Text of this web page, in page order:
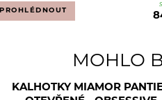
PROHLÉDNOUT
MOHLO
KALHOTKY MIAMOR